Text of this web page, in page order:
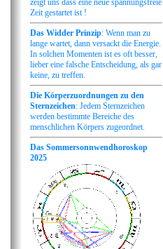
zeigt uns dass eine neue spannungsfreie
Zeit gestartet ist !
Das Widder Prinzip: Wenn man zu
lange wartet, dann versackt die Energie.
In solchen Momenten ist es oft besser,
lieber eine falsche Entscheidung, als gar
keine, zu treffen.
Die Körperzuordnungen zu den
Sternzeichen: Jedem Sternzeichen
werden bestimmte Bereiche des
menschlichen Körpers zugeordnet.
Das Sommersonnwendhoroskop
2025